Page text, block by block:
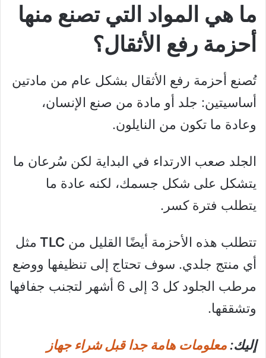
ما هي المواد التي تصنع منها
أحزمة رفع الأثقال؟
تُصنع أحزمة رفع الأثقال بشكل عام من مادتين
أساسيتين: جلد أو مادة من صنع الإنسان،
وعادة ما تكون من النايلون.
الجلد صعب الارتداء في البداية لكن سُرعان ما
يتشكل على شكل جسمك، لكنه عادة ما
يتطلب فترة كسر.
تتطلب هذه الأحزمة أيضًا القليل من TLC مثل
أي منتج جلدي. سوف تحتاج إلى تنظيفها ووضع
مرطب الجلود كل 3 إلى 6 أشهر لتجنب جفافها
وتشققها.
إليك:معلومات هامة جدا قبل شراء جهاز